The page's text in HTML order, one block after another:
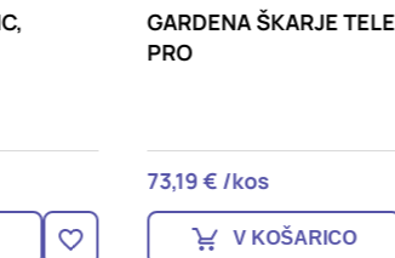
GARDENA ŠKARJE TELECUT
73,19 € /kos
V KOŠARICO